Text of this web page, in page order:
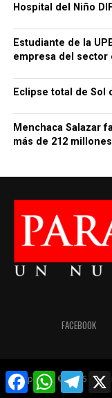
Hospital del Niño
Estudiante de la
empresa del sector
Eclipse total de Sol
Menchaca Salazar
más de 212
FACEBOOK
Copyright © 2025
FacebookWhatsApp